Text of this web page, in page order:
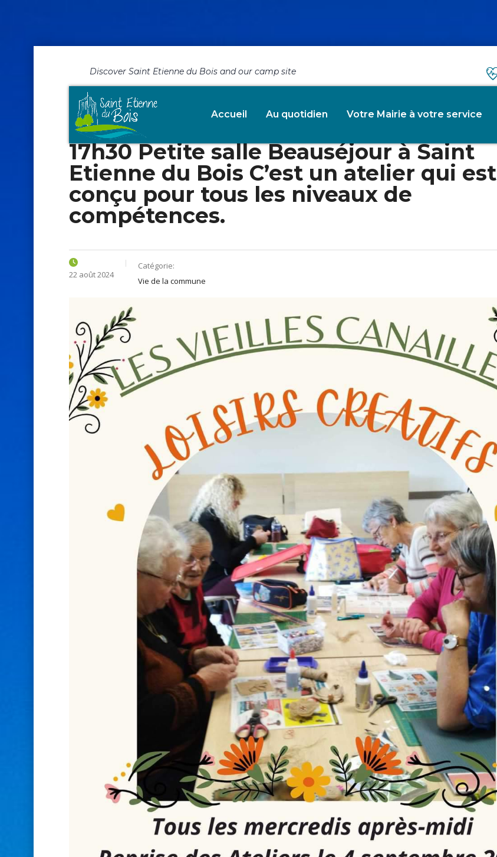
Discover Saint Etienne du Bois and our camp site
Accueil Au quotidien Votre Mairie à votre service
Les Vieilles Canailles Section Loisirs
Créatifs Tous les mercredis de 14h30 à
17h30 Petite salle Beauséjour à Saint
Etienne du Bois C’est un atelier qui est
conçu pour tous les niveaux de
compétences.
22 août 2024
Catégorie:
Vie de la commune